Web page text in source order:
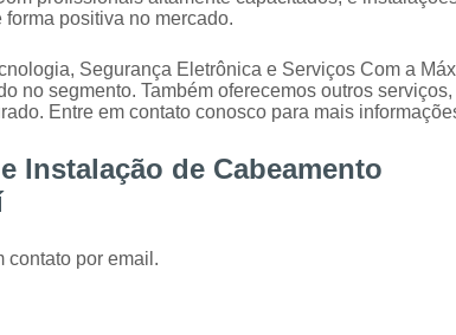
Instalação de Alarme Perimetral
Manutenção de Segurança Eletrônica
Câmera para
Instalação Câmeras Hikvision
Instalação
positiva no mercado.
Segurança Eletrônica e Serviços Com a
no segmento. Também oferecemos outros serviços,
Entre em contato conosco para mais
Instalação de Cabeamento
contato por email.